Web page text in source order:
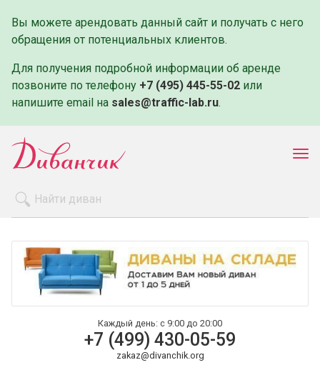
Вы можете арендовать данный сайт и получать с него
обращения от потенциальных клиентов.
Для получения подробной информации об аренде
позвоните по телефону +7 (495) 445-55-02 или
напишите email на sales@traffic-lab.ru.
Оплата и доставка
Контакты
Каждый день: с 9:00 до 20:00
+7 (499) 430-05-59
zakaz@divanchik.org